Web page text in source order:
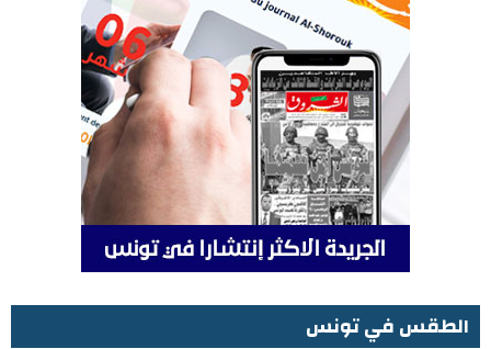
الطقس في تونس